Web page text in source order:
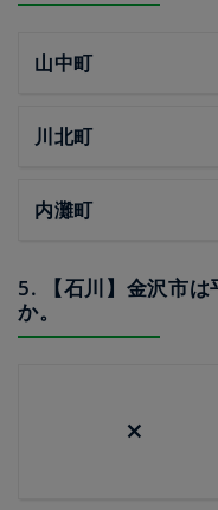
山中町
川北町
内灘町
5. 【石川】金沢市
か。
×